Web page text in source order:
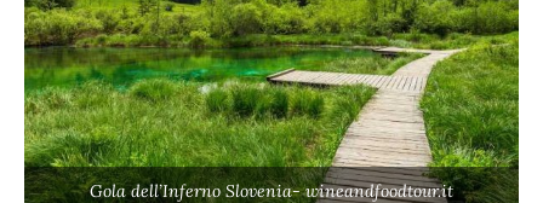
Gola dell’Inferno Slovenia- wineandfoodtour.it